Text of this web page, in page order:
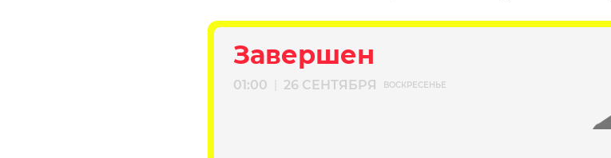
Завершен
01:00 26 СЕНТЯБРЯ ВОСКРЕСЕНЬЕ